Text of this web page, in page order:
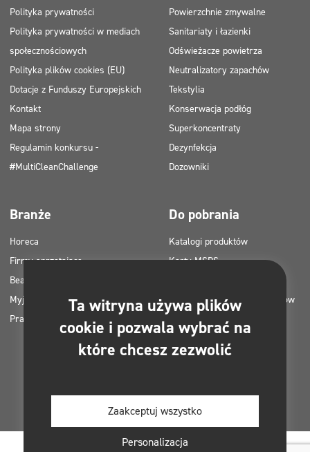
Polityka prywatności
Polityka prywatności w mediach
społecznościowych
Polityka plików cookies (EU)
Dotacje z Funduszy Europejskich
Kontakt
Mapa strony
Regulamin konkursu -
#MultiCleanChallenge
Powierzchnie zmywalne
Sanitariaty i łazienki
Odświeżacze powietrza
Neutralizatory zapachów
Tekstylia
Konserwacja podłóg
Superkoncentraty
Dezynfekcja
Dozowniki
Branże
Horeca
Firmy sprzątające
Beauty
Myjnie samochodowe
Pralnie
Do pobrania
Katalogi produktów
Karty MSDS
Plany zastosowania produktów
Pozwolenia i atesty
Zdjęcia do druku
Ta witryna używa plików
cookie i pozwala wybrać na
które chcesz zezwolić
Zaakceptuj wszystko
Personalizacja